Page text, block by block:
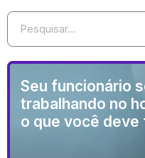
Seu funcionário
trabalhando no
o que você deve